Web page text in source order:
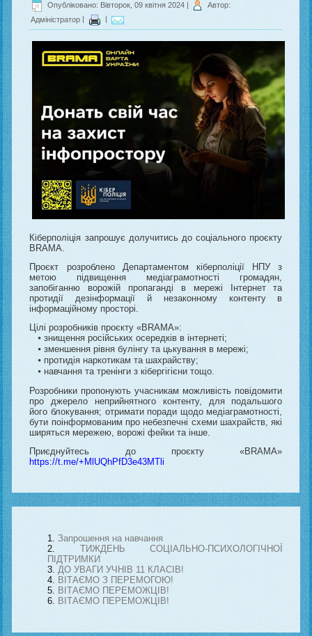
Опубліковано: Вівторок, 09 квітня 2024 |
Автор:
Адміністратор
Кіберполіція запрошує долучитись до соціального проєкту
BRAMA.
Проєкт розроблено Департаментом кіберполіції НПУ з
метою підвищення медіаграмотності громадян,
запобіганню ворожій пропаганді в мережі Інтернет та
протидії дезінформації й незаконному контенту в
інформаційному просторі.
Цілі розробників проєкту «BRAMA»:
⦁ знищення російських осередків в інтернеті;
⦁ зменшення рівня булінгу та цькування в мережі;
⦁ протидія наркотикам та шахрайству;
⦁ навчання та тренінги з кібергігієни тощо.
Розробники пропонують учасникам можливість повідомити
про джерело неприйнятного контенту, для подальшого
його блокування; отримати поради щодо медіаграмотності,
бути поінформованим про небезпечні схеми шахрайств, які
ширяться мережею, ворожі фейки та інше.
Приєднуйтесь до проєкту «BRAMA»
https://t.me/+MlUQhPfD3e43MTli
Запрошення на навчання
ТИЖДЕНЬ СОЦІАЛЬНО-ПСИХОЛОГІЧНОЇ
ПІДТРИМКИ
ДО УВАГИ УЧНІВ 11 КЛАСІВ!
ВІТАЄМО З ПЕРЕМОГОЮ!
ВІТАЄМО ПЕРЕМОЖЦІВ!
ВІТАЄМО ПЕРЕМОЖЦІВ!